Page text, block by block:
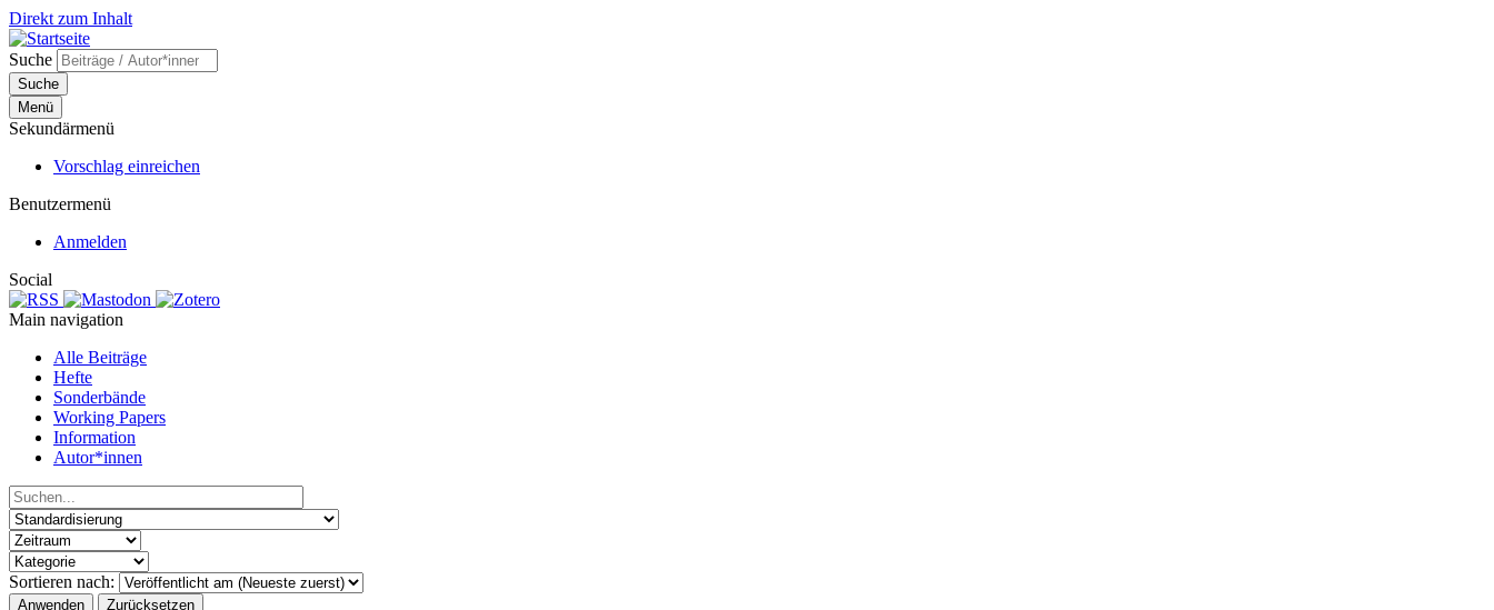
Direkt zum Inhalt
Suche
Suche
Menü
Sekundärmenü
Vorschlag einreichen
Benutzermenü
Anmelden
Social
Main navigation
Alle Beiträge
Hefte
Sonderbände
Working Papers
Information
Autor*innen
Sortieren nach: